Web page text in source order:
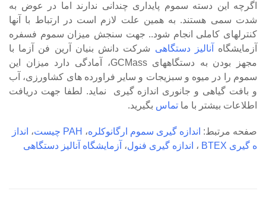
اگرچه این دسته سموم پایداری چندانی ندارند اما در عوض به
شدت سمی هستند. به همین علت لازم است در ارتباط با آنها
کنترلهای کاملی انجام شود.. جهت سنجش میزان سموم فسفره
آزمایشگاه
آنالیز دستگاهی شرکت دانش بنیان آرین فن آزما با
مجهز بودن به دستگاههای GCMass، آمادگی دارد میزان این
سموم را در میوه و سبزیجات و سایر فراورده های کشاورزی، آب
و بافت گیاهی و جانوری اندازه گیری نماید. لطفا جهت دریافت
اطلاعات بیشتر با ما تماس بگیرید.
صفحه مرتبط: اندازه گیری سموم ارگانوکلره، PAH چیست ، انداز
ه گیری BTEX
، اندازه گیری فنول، آزمایشگاه آنالیز دستگاهی